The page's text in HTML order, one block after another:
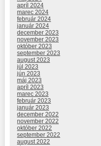
apríl 2024
marec 2024
február 2024
január 2024
december 2023
november 2023
október 2023
september 2023
august 2023
júl 2023
jún 2023
máj 2023
apríl 2023
marec 2023
február 2023
január 2023
december 2022
november 2022
október 2022
september 2022
august 2022